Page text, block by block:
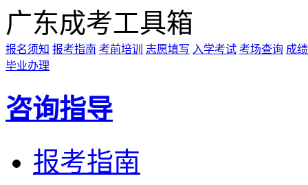
广东成考工具箱
报名须知 报考指南 考前培训 志愿填写 入学考试 考场查询 成
毕业办理
咨询指导
报考指南